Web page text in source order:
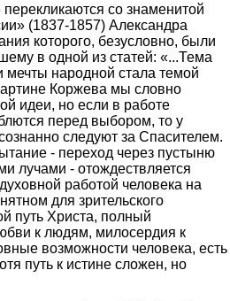
со знаменитой
(1837-1857) Александра
которого, безусловно, были
в одной из статей: «...Тема
мечты народной стала темой
Коржева мы словно
идеи, но если в работе
перед выбором, то у
следуют за Спасителем.
- переход через пустыню
лучами - отождествляется
работой человека на
для зрительского
путь Христа, полный
к людям, милосердия к
возможности человека, есть
путь к истине сложен, но